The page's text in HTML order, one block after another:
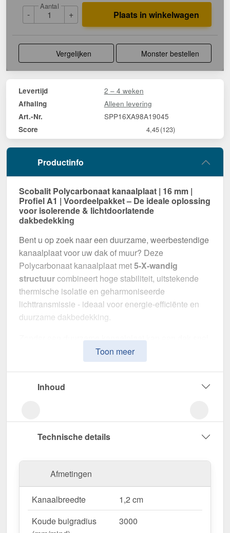
-
Aantal
+ Plaats in winkelwagen
Vergelijken Monster bestellen
Levertijd 2 – 4 weken
Afhaling Alleen levering
Art.-Nr. SPP16XA98A19045
Score 4,45(123)
Productinfo
Scobalit Polycarbonaat kanaalplaat | 16 mm |
Profiel A1 | Voordeelpakket – De ideale oplossing
voor isolerende & lichtdoorlatende
dakbedekking
Bent u op zoek naar een duurzame, weerbestendige
kanaalplaat voor uw dak of muur? Deze
Polycarbonaat kanaalplaat met5-X-wandig
structuurcombineert hoge stabiliteit, uitstekende
thermische isolatie en geharmoniseerde
lichttransmissie - ideaal voor energie-efficiënte en
duurzame dakbedekking.
Zonder een duurzame kanaalplaat kan een dak snel
warmte verliezen en door het weer worden
aangetast. Deze kanaalplaat is speciaal ontwikkeld
lichtdoorlatende, thermisch isolerende
materiaaldikte van 16 mm, biedt het een robuuste
dakoplossing. Deplaatbreedte van 98 cm
een snelle en efficiënte montage mogelijk. De
Grafietvariant zorgt voor optimale
lichtomstandigheden en past harmonieus in uw
omgeving, terwijl dekamerbreedte van 1,2 cm
Toon meer
Inhoud
Technische details
Afmetingen
Kanaalbreedte
1,2 cm
Koude buigradius
3000